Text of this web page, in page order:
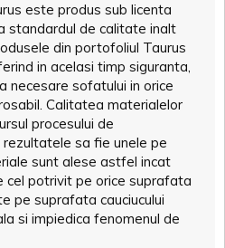
este produs sub licenta
standardul de calitate inalt
din portofoliul Taurus
in acelasi timp siguranta,
necesare sofatului in orice
Calitatea materialelor
procesului de
sa fie unele pe
sunt alese astfel incat
cel potrivit pe orice suprafata
pe suprafata cauciucului
si impiedica fenomenul de